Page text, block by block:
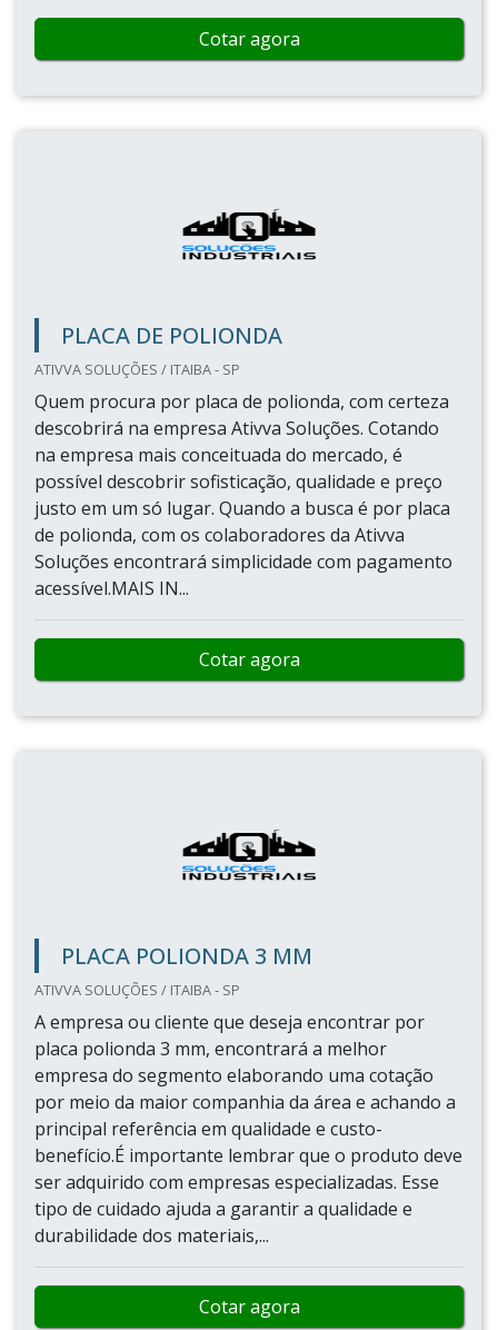
Cotar agora
PLACA DE POLIONDA
ATIVVA SOLUÇÕES / ITAIBA - SP
Quem procura por placa de polionda, com certeza
descobrirá na empresa Ativva Soluções. Cotando
na empresa mais conceituada do mercado, é
possível descobrir sofisticação, qualidade e preço
justo em um só lugar. Quando a busca é por placa
de polionda, com os colaboradores da Ativva
Soluções encontrará simplicidade com pagamento
acessível.MAIS IN...
Cotar agora
PLACA POLIONDA 3 MM
ATIVVA SOLUÇÕES / ITAIBA - SP
A empresa ou cliente que deseja encontrar por
placa polionda 3 mm, encontrará a melhor
empresa do segmento elaborando uma cotação
por meio da maior companhia da área e achando a
principal referência em qualidade e custo-
benefício.É importante lembrar que o produto deve
ser adquirido com empresas especializadas. Esse
tipo de cuidado ajuda a garantir a qualidade e
durabilidade dos materiais,...
Cotar agora